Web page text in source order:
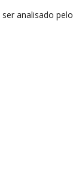
analisado pelo